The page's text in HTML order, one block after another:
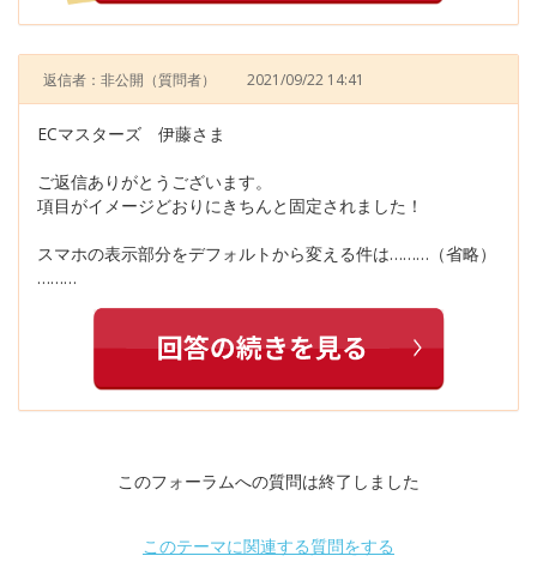
返信者：非公開 （質問者） 2021/09/22 14:41
ECマスターズ 伊藤さま
ご返信ありがとうございます。
項目がイメージどおりにきちんと固定されました！
スマホの表示部分をデフォルトから変える件は………（省略）
………
このフォーラムへの質問は終了しました
このテーマに関連する質問をする